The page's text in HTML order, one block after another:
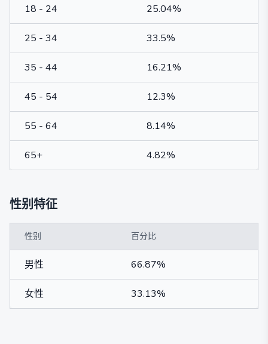
18 - 24 25.04%
25 - 34 33.5%
35 - 44 16.21%
45 - 54 12.3%
55 - 64 8.14%
65+ 4.82%
性别特征
性别 百分比
男性 66.87%
女性 33.13%